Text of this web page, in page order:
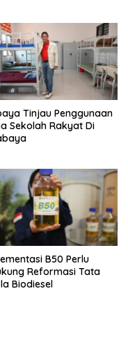
Tinjau Penggunaan
Sekolah Rakyat Di
B50 Perlu
Reformasi Tata
Biodiesel